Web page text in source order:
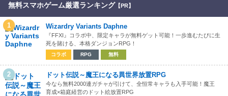
無料スマホゲーム厳選ランキング 【PR】
1 Wizardry Variants Daphne
『FFXI』コラボ中、限定キャラが無料ゲット可能！一歩進むたびに生
死を賭ける、本格ダンジョンRPG！
コラボ RPG 無料
2 ドット伝説～魔王になる異世界放置RPG
今なら無料2000連ガチャが引けて、全恒常キャラも入手可能！魔王
育成×箱庭経営のドット絵放置RPG